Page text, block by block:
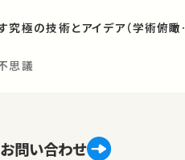
光の科学−
思議
お問い合わせ